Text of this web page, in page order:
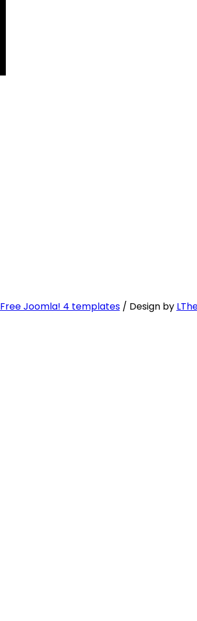
Free Joomla! 4 templates/ Design by